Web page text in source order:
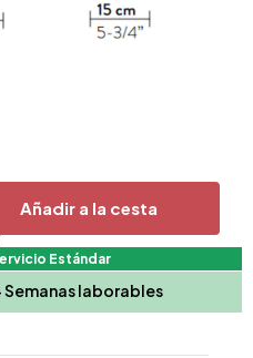
Añadir a la cesta
Estándar
Semanas laborables